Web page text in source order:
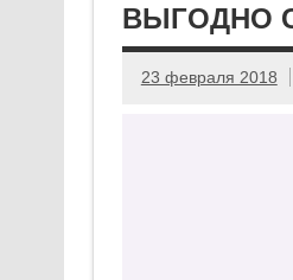
ВЫГОДНО
23 февраля 2018